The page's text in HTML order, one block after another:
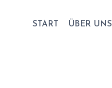
START ÜBER UNS